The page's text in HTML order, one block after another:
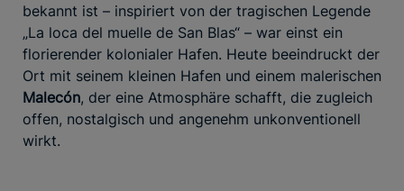
bekannt ist – inspiriert von der tragischen Legende
„La loca del muelle de San Blas“ – war einst ein
florierender kolonialer Hafen. Heute beeindruckt der
Ort mit seinem kleinen Hafen und einem malerischen
Malecón, der eine Atmosphäre schafft, die zugleich
offen, nostalgisch und angenehm unkonventionell
wirkt.